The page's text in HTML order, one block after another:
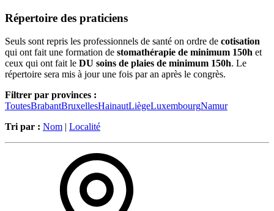
Répertoire des praticiens
Seuls sont repris les professionnels de santé on ordre de cotisation
qui ont fait une formation de stomathérapie de minimum 150h et
ceux qui ont fait le DU soins de plaies de minimum 150h. Le
répertoire sera mis à jour une fois par an après le congrès.
Filtrer par provinces :
ToutesBrabantBruxellesHainautLiègeLuxembourgNamur
Tri par : Nom | Localité